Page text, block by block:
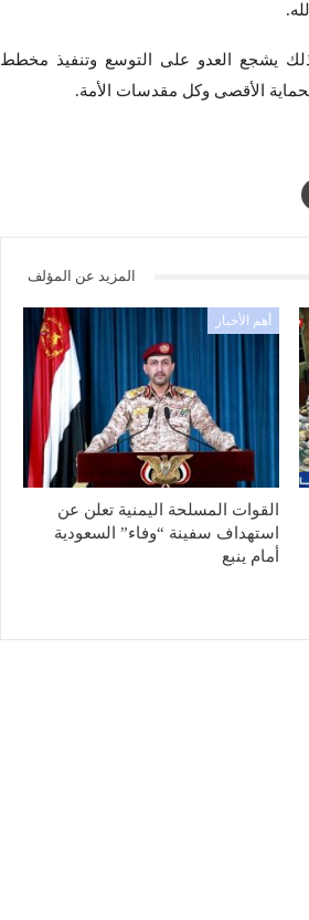
ذلك يشجع العدو على التوسع وتنفيذ مخطط
الأقصى وكل مقدسات الأمة.
المزيد عن المؤلف
أهم الأخبار
القوات المسلحة اليمنية تعلن عن
استهداف سفينة “وفاء” السعودية
أمام ينبع